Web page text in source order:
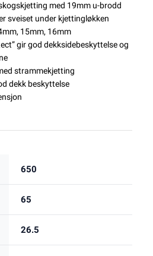
med 19mm u-brodd
sveiset under kjettingløkken
15mm, 16mm
gir god dekksidebeskyttelse og
strammekjetting
dekk beskyttelse
650
65
26.5